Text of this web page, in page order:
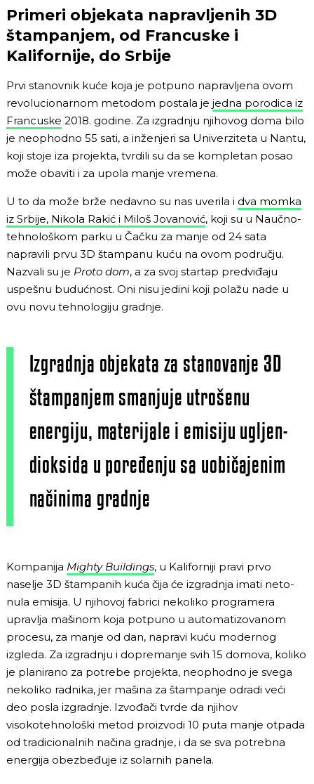
Primeri objekata napravljenih 3D
štampanjem, od Francuske i
Kalifornije, do Srbije
Prvi stanovnik kuće koja je potpuno napravljena ovom
revolucionarnom metodom postala je jedna porodica iz
Francuske 2018. godine. Za izgradnju njihovog doma bilo
je neophodno 55 sati, a inženjeri sa Univerziteta u Nantu,
koji stoje iza projekta, tvrdili su da se kompletan posao
može obaviti i za upola manje vremena.
U to da može brže nedavno su nas uverila i dva momka
iz Srbije, Nikola Rakić i Miloš Jovanović, koji su u Naučno-
tehnološkom parku u Čačku za manje od 24 sata
napravili prvu 3D štampanu kuću na ovom području.
Nazvali su je Proto dom, a za svoj startap predviđaju
uspešnu budućnost. Oni nisu jedini koji polažu nade u
ovu novu tehnologiju gradnje.
Izgradnja objekata za stanovanje 3D
štampanjem smanjuje utrošenu
energiju, materijale i emisiju ugljen-
dioksida u poređenju sa uobičajenim
načinima gradnje
Kompanija Mighty Buildings, u Kaliforniji pravi prvo
naselje 3D štampanih kuća čija će izgradnja imati neto-
nula emisija. U njihovoj fabrici nekoliko programera
upravlja mašinom koja potpuno u automatizovanom
procesu, za manje od dan, napravi kuću modernog
izgleda. Za izgradnju i dopremanje svih 15 domova, koliko
je planirano za potrebe projekta, neophodno je svega
nekoliko radnika, jer mašina za štampanje odradi veći
deo posla izgradnje. Izvođači tvrde da njihov
visokotehnološki metod proizvodi 10 puta manje otpada
od tradicionalnih načina gradnje, i da se sva potrebna
energija obezbeđuje iz solarnih panela.